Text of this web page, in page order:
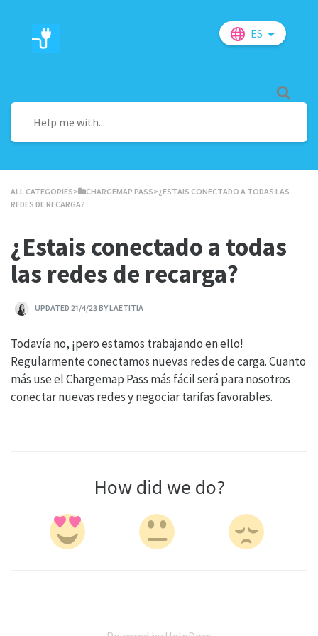
ES
ALL CATEGORIES​>​ ​CHARGEMAP PASS​>​ ¿ESTAIS CONECTADO A TODAS LAS
REDES DE RECARGA?
¿Estais conectado a todas
las redes de recarga?
UPDATED 21/4/23 BY LAETITIA
Todavía no, ¡pero estamos trabajando en ello!
Regularmente conectamos nuevas redes de carga. Cuanto
más use el Chargemap Pass más fácil será para nosotros
conectar nuevas redes y negociar tarifas favorables.
How did we do?